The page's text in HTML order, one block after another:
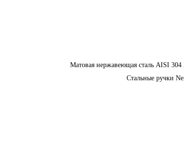
Матовая нержавеющая сталь AISI 304
Стальные ручки